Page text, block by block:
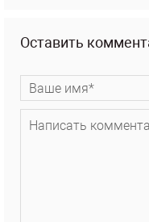
Оставить